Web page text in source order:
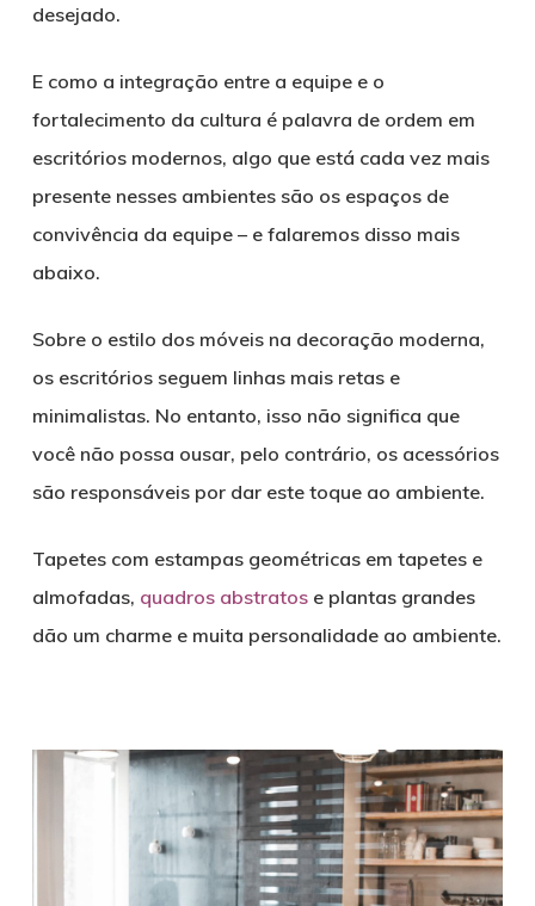
desejado.
E como a integração entre a equipe e o
fortalecimento da cultura é palavra de ordem em
escritórios modernos, algo que está cada vez mais
presente nesses ambientes são os espaços de
convivência da equipe – e falaremos disso mais
abaixo.
Sobre o estilo dos móveis na decoração moderna,
os escritórios seguem linhas mais retas e
minimalistas. No entanto, isso não significa que
você não possa ousar, pelo contrário, os acessórios
são responsáveis por dar este toque ao ambiente.
Tapetes com estampas geométricas em tapetes e
almofadas, quadros abstratose plantas grandes
dão um charme e muita personalidade ao ambiente.